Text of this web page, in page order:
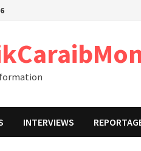
INTERVIEWS